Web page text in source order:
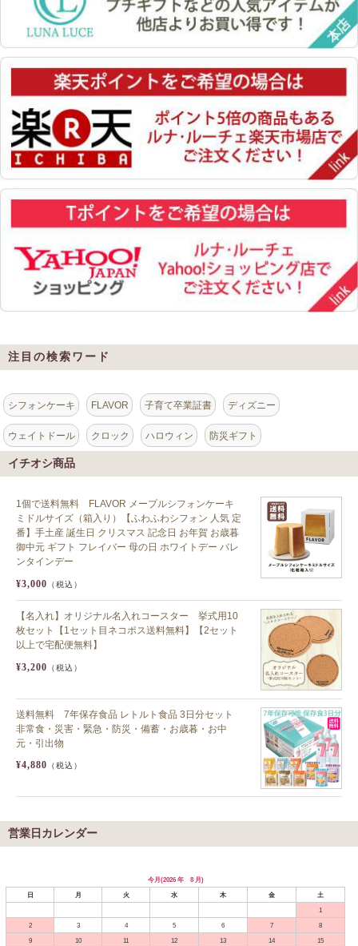
注目の検索ワード
シフォンケーキ FLAVOR 子育て卒業証書 ディズニー
ウェイトドール クロック ハロウィン 防災ギフト
イチオシ商品
1個で送料無料 FLAVOR メープルシフォンケーキ
ミドルサイズ（箱入り）【ふわふわシフォン 人気 定
番】手土産 誕生日 クリスマス 記念日 お年賀 お歳暮
御中元 ギフト フレイバー 母の日 ホワイトデー バレ
ンタインデー
¥3,000 （税込）
【名入れ】オリジナル名入れコースター 挙式用10
枚セット【1セット目ネコポス送料無料】【2セット
以上で宅配便無料】
¥3,200 （税込）
送料無料 7年保存食品 レトルト食品 3日分セット
非常食・災害・緊急・防災・備蓄・お歳暮・お中
元・引出物
¥4,880 （税込）
営業日カレンダー
今月(2026 年 8 月)
日
月 火 水 木 金
土
1
2
3 4 5 6 7
8
9
10 11 12 13 14
15